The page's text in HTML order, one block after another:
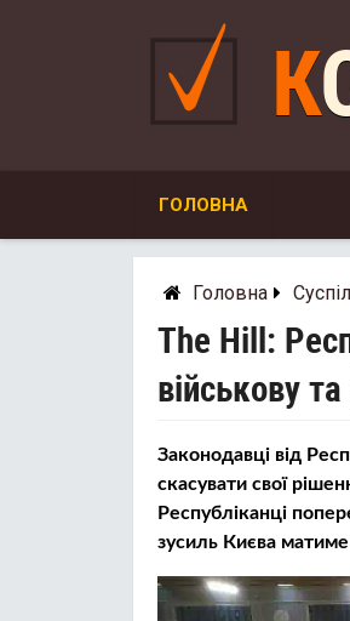
ГОЛОВНА
Головна
The Hill:
військову
Законодавці від
скасувати свої
Республіканці
зусиль Києва